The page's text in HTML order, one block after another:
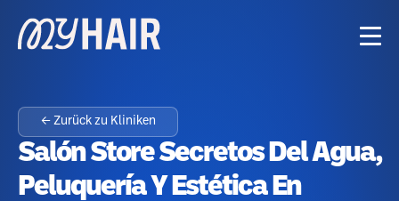
← Zurück zu Kliniken
Salón Store Secretos Del Agua,
Peluquería Y Estética En